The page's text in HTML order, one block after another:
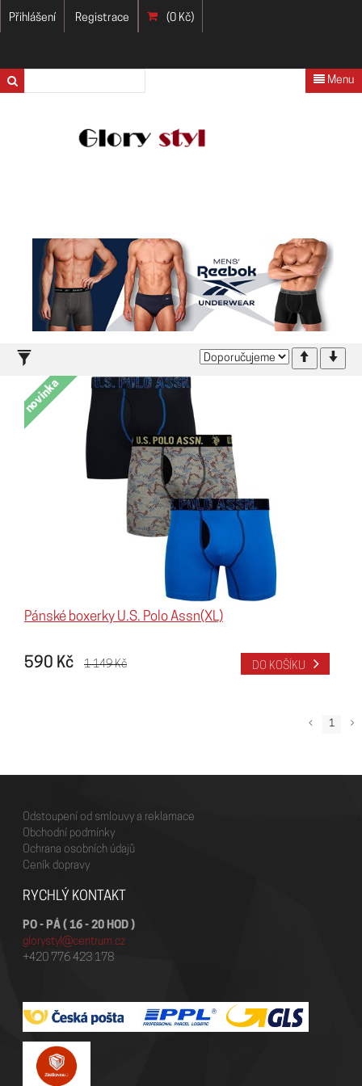
Přihlášení Registrace (0 Kč)
Menu
novinka
Pánské boxerky U.S. Polo Assn(XL)
590 Kč 1 149 Kč DO KOŠÍKU
1
Odstoupení od smlouvy a reklamace
Obchodní podmínky
Ochrana osobních údajů
Ceník dopravy
RYCHLÝ KONTAKT
PO - PÁ ( 16 - 20 HOD )
glorystyl@centrum.cz
+420 776 423 178